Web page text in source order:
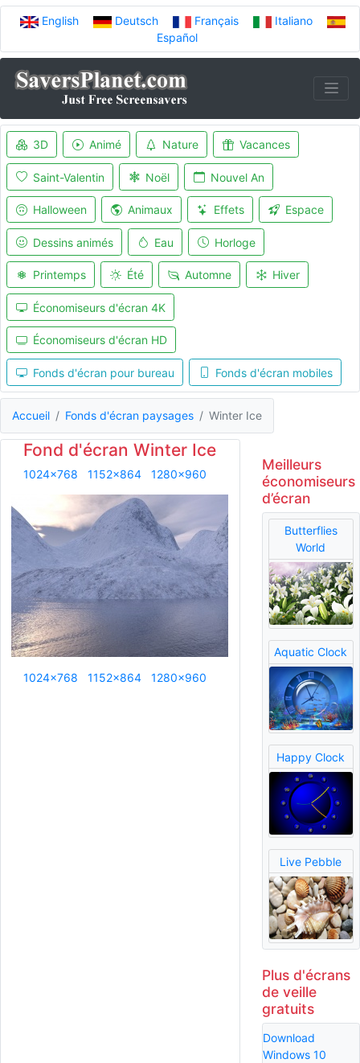
English Deutsch Français
Italiano
Español
3D Animé Nature Vacances
Saint-Valentin Noël Nouvel An
Halloween Animaux Effets Espace
Dessins animés Eau Horloge
Printemps Été Automne Hiver
Économiseurs d'écran 4K
Économiseurs d'écran HD
Fonds d'écran pour bureau Fonds d'écran mobiles
Accueil Fonds d'écran paysages Winter Ice
Fond d'écran Winter Ice
1024x768 1152x864 1280x960
1024x768 1152x864 1280x960
Meilleurs
économiseurs
d’écran
Butterflies
World
Aquatic Clock
Happy Clock
Live Pebble
Plus d'écrans
de veille
gratuits
Download
Windows 10